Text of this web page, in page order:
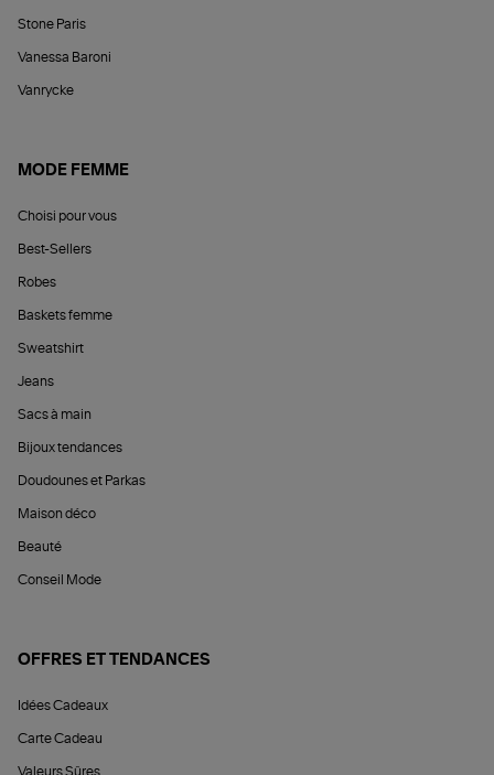
Stone Paris
Vanessa Baroni
Vanrycke
MODE FEMME
Choisi pour vous
Best-Sellers
Robes
Baskets femme
Sweatshirt
Jeans
Sacs à main
Bijoux tendances
Doudounes et Parkas
Maison déco
Beauté
Conseil Mode
OFFRES ET TENDANCES
Idées Cadeaux
Carte Cadeau
Valeurs Sûres